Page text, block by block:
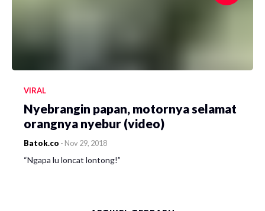
VIRAL
Nyebrangin papan, motornya selamat
orangnya nyebur (video)
Batok.co - Nov 29, 2018
“Ngapa lu loncat lontong!”